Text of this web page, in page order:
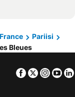
Pariisi
Bleues
Facebook
Twitter